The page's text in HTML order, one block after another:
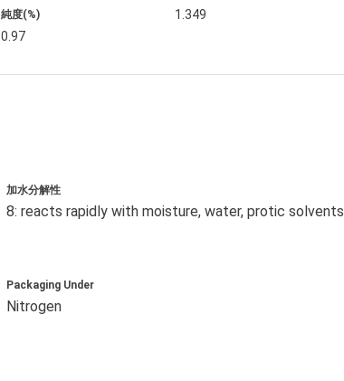
純度(%)
0.97
1.349
加水分解性
8: reacts rapidly with moisture, water, protic solvents
Packaging Under
Nitrogen